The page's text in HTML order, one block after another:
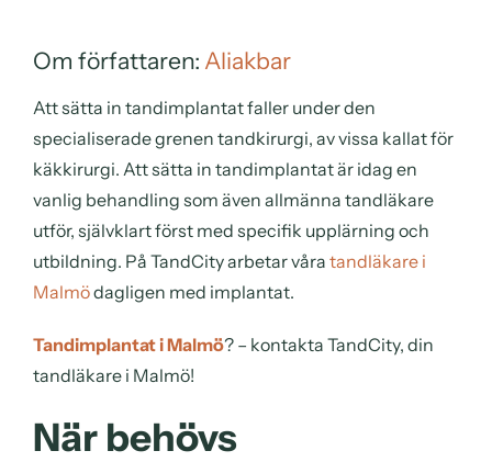
Om författaren: Aliakbar
Att sätta in tandimplantat faller under den
specialiserade grenen tandkirurgi, av vissa kallat för
käkkirurgi. Att sätta in tandimplantat är idag en
vanlig behandling som även allmänna tandläkare
utför, självklart först med specifik upplärning och
utbildning. På TandCity arbetar våra tandläkare i
Malmödagligen med implantat.
Tandimplantat i Malmö? – kontakta TandCity, din
tandläkare i Malmö!
När behövs